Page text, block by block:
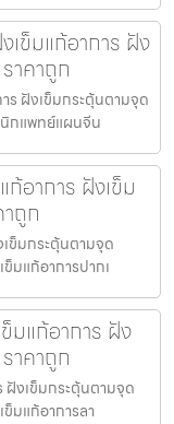
ข็มแก้อาการ ฝัง
าคาถูก
ฝังเข็มกระตุ้นตามจุด
นิกแพทย์แผนจีน
อาการ ฝังเข็ม
ถูก
ข็มกระตุ้นตามจุด
มแก้อาการปากเ
มแก้อาการ ฝัง
าคาถูก
ฝังเข็มกระตุ้นตามจุด
มแก้อาการลา